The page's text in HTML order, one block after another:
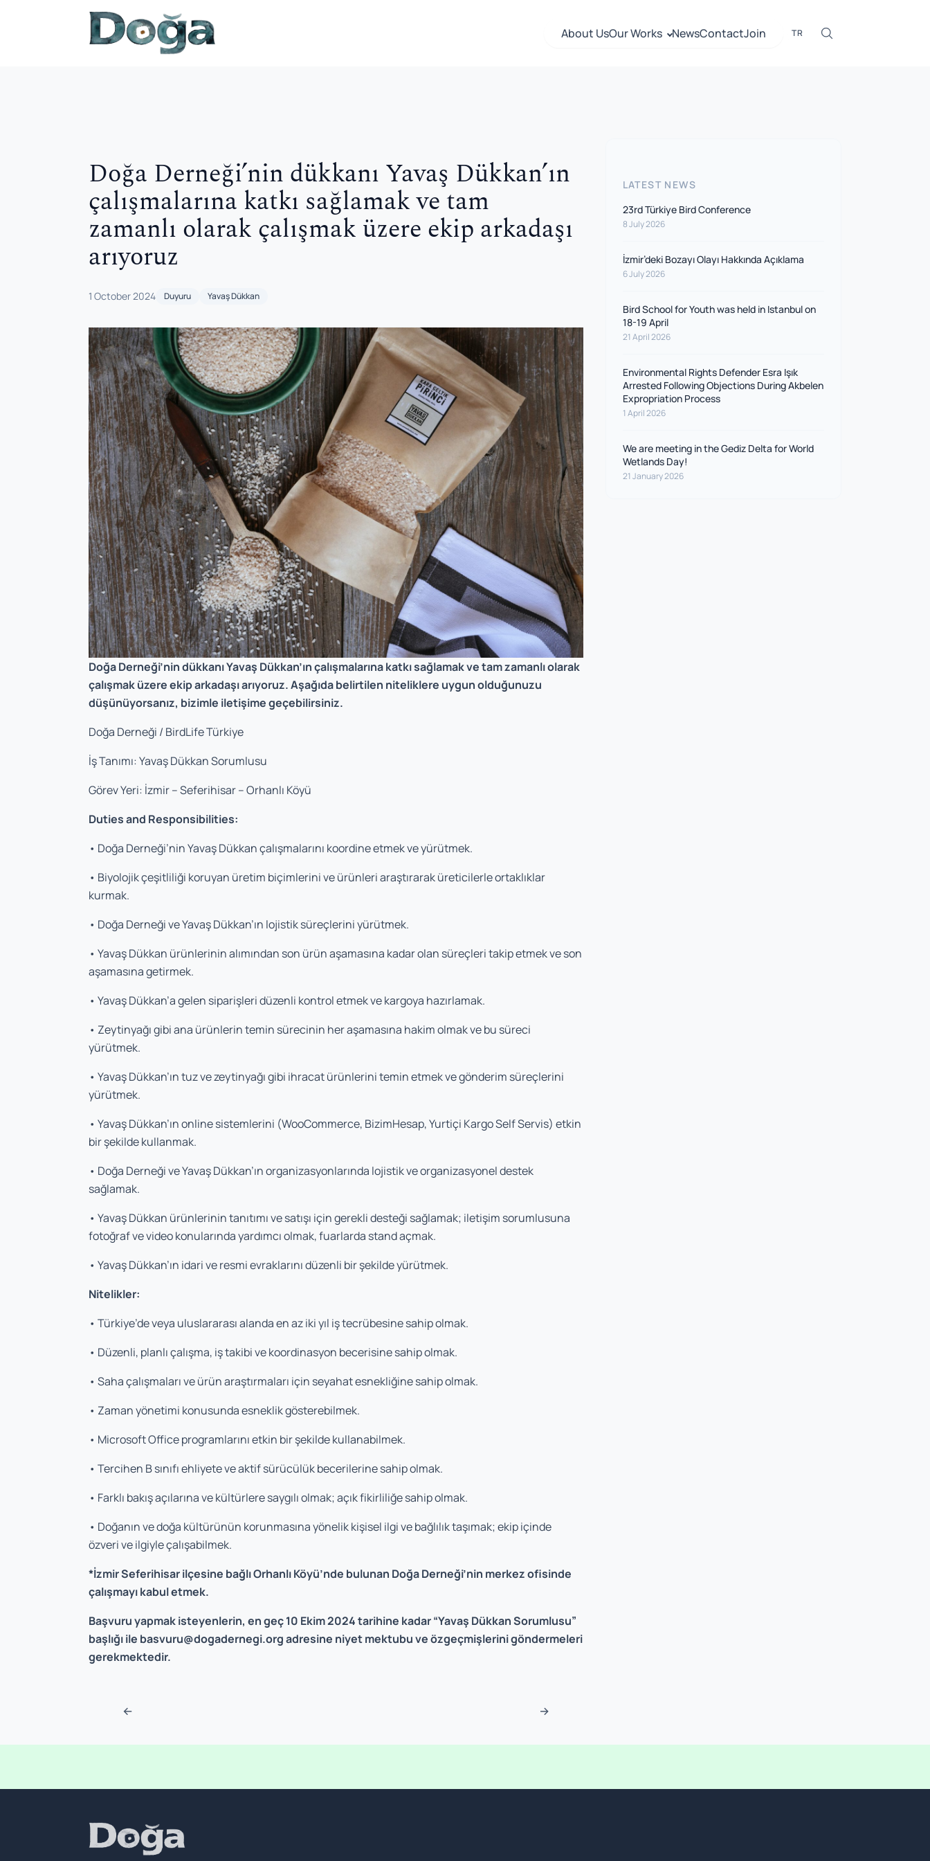
About UsOur Works NewsContactJoin TR
Doğa Derneği’nin dükkanı Yavaş Dükkan’ın
çalışmalarına katkı sağlamak ve tam
zamanlı olarak çalışmak üzere ekip arkadaşı
arıyoruz
1 October 2024 Duyuru Yavaş Dükkan
Doğa Derneği’nin dükkanı Yavaş Dükkan’ın çalışmalarına katkı sağlamak ve tam zamanlı olarak
çalışmak üzere ekip arkadaşı arıyoruz. Aşağıda belirtilen niteliklere uygun olduğunuzu
düşünüyorsanız, bizimle iletişime geçebilirsiniz.
Doğa Derneği / BirdLife Türkiye
İş Tanımı: Yavaş Dükkan Sorumlusu
Görev Yeri: İzmir – Seferihisar – Orhanlı Köyü
Duties and Responsibilities:
• Doğa Derneği’nin Yavaş Dükkan çalışmalarını koordine etmek ve yürütmek.
• Biyolojik çeşitliliği koruyan üretim biçimlerini ve ürünleri araştırarak üreticilerle ortaklıklar
kurmak.
• Doğa Derneği ve Yavaş Dükkan’ın lojistik süreçlerini yürütmek.
• Yavaş Dükkan ürünlerinin alımından son ürün aşamasına kadar olan süreçleri takip etmek ve son
aşamasına getirmek.
• Yavaş Dükkan’a gelen siparişleri düzenli kontrol etmek ve kargoya hazırlamak.
• Zeytinyağı gibi ana ürünlerin temin sürecinin her aşamasına hakim olmak ve bu süreci
yürütmek.
• Yavaş Dükkan’ın tuz ve zeytinyağı gibi ihracat ürünlerini temin etmek ve gönderim süreçlerini
yürütmek.
• Yavaş Dükkan’ın online sistemlerini (WooCommerce, BizimHesap, Yurtiçi Kargo Self Servis) etkin
bir şekilde kullanmak.
• Doğa Derneği ve Yavaş Dükkan’ın organizasyonlarında lojistik ve organizasyonel destek
sağlamak.
• Yavaş Dükkan ürünlerinin tanıtımı ve satışı için gerekli desteği sağlamak; iletişim sorumlusuna
fotoğraf ve video konularında yardımcı olmak, fuarlarda stand açmak.
• Yavaş Dükkan’ın idari ve resmi evraklarını düzenli bir şekilde yürütmek.
Nitelikler:
• Türkiye’de veya uluslararası alanda en az iki yıl iş tecrübesine sahip olmak.
• Düzenli, planlı çalışma, iş takibi ve koordinasyon becerisine sahip olmak.
• Saha çalışmaları ve ürün araştırmaları için seyahat esnekliğine sahip olmak.
• Zaman yönetimi konusunda esneklik gösterebilmek.
• Microsoft Office programlarını etkin bir şekilde kullanabilmek.
• Tercihen B sınıfı ehliyete ve aktif sürücülük becerilerine sahip olmak.
• Farklı bakış açılarına ve kültürlere saygılı olmak; açık fikirliliğe sahip olmak.
• Doğanın ve doğa kültürünün korunmasına yönelik kişisel ilgi ve bağlılık taşımak; ekip içinde
özveri ve ilgiyle çalışabilmek.
*İzmir Seferihisar ilçesine bağlı Orhanlı Köyü’nde bulunan ⁠Doğa Derneği’nin merkez ofisinde
çalışmayı kabul etmek.
Başvuru yapmak isteyenlerin, en geç 10 Ekim 2024 tarihine kadar “Yavaş Dükkan Sorumlusu”
başlığı ile basvuru@dogadernegi.orgadresine niyet mektubu ve özgeçmişlerini göndermeleri
gerekmektedir.
Post navigation
← →
LATEST NEWS
23rd Türkiye Bird Conference
8 July 2026
İzmir’deki Bozayı Olayı Hakkında Açıklama
6 July 2026
Bird School for Youth was held in Istanbul on
18-19 April
21 April 2026
Environmental Rights Defender Esra Işık
Arrested Following Objections During Akbelen
Expropriation Process
1 April 2026
We are meeting in the Gediz Delta for World
Wetlands Day!
21 January 2026